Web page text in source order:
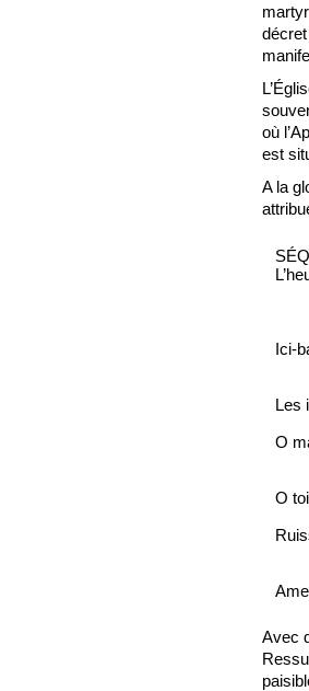
où
est
A la
Ici-
Les
O
O
Avec